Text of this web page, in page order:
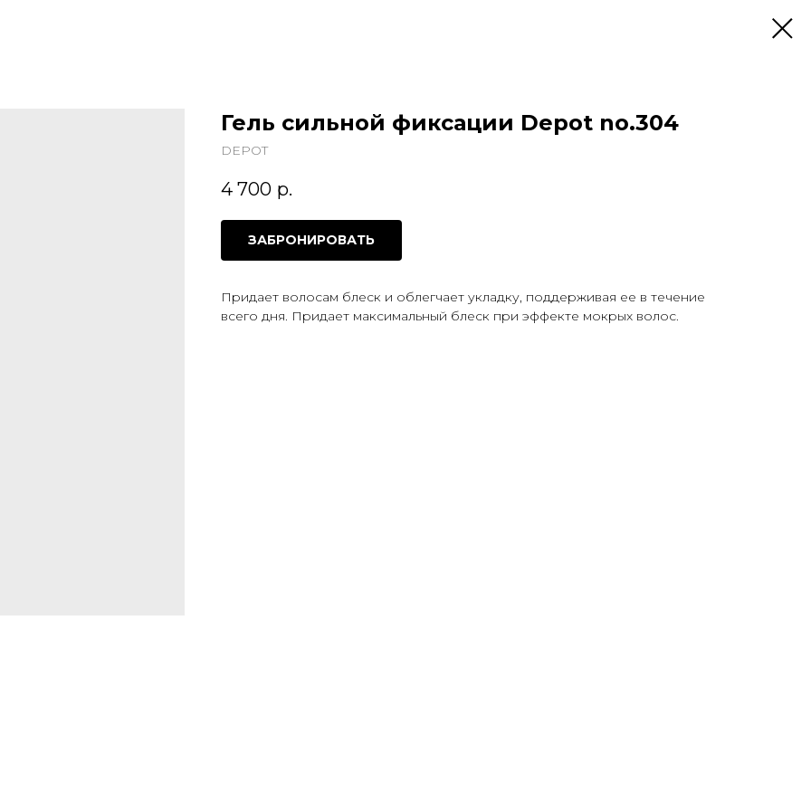
Гель сильной фиксации Depot no.304
DEPOT
4 700 р.
ЗАБРОНИРОВАТЬ
Придает волосам блеск и облегчает укладку, поддерживая ее в течение
всего дня. Придает максимальный блеск при эффекте мокрых волос.